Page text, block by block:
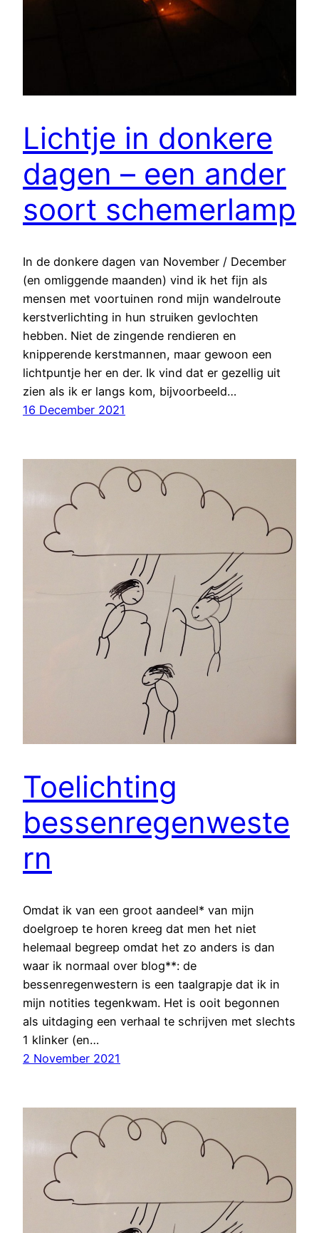
Lichtje in donkere
dagen – een ander
soort schemerlamp
In de donkere dagen van November / December
(en omliggende maanden) vind ik het fijn als
mensen met voortuinen rond mijn wandelroute
kerstverlichting in hun struiken gevlochten
hebben. Niet de zingende rendieren en
knipperende kerstmannen, maar gewoon een
lichtpuntje her en der. Ik vind dat er gezellig uit
zien als ik er langs kom, bijvoorbeeld…
16 December 2021
Toelichting
bessenregenweste
rn
Omdat ik van een groot aandeel* van mijn
doelgroep te horen kreeg dat men het niet
helemaal begreep omdat het zo anders is dan
waar ik normaal over blog**: de
bessenregenwestern is een taalgrapje dat ik in
mijn notities tegenkwam. Het is ooit begonnen
als uitdaging een verhaal te schrijven met slechts
1 klinker (en…
2 November 2021